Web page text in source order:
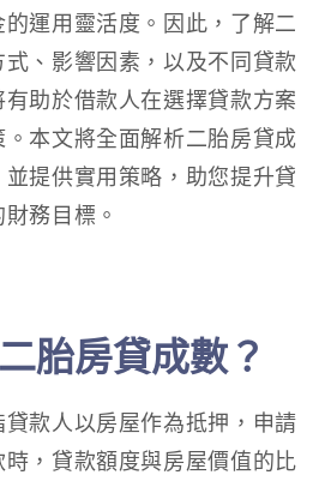
運用靈活度。因此，了解二
、影響因素，以及不同貸款
助於借款人在選擇貸款方案
本文將全面解析二胎房貸成
提供實用策略，助您提升貸
務目標。
胎房貸成數？
貸款人以房屋作為抵押，申請
，貸款額度與房屋價值的比